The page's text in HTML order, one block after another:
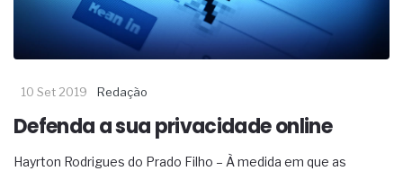
10 Set 2019 Redação
Defenda a sua privacidade online
Hayrton Rodrigues do Prado Filho – À medida em que as